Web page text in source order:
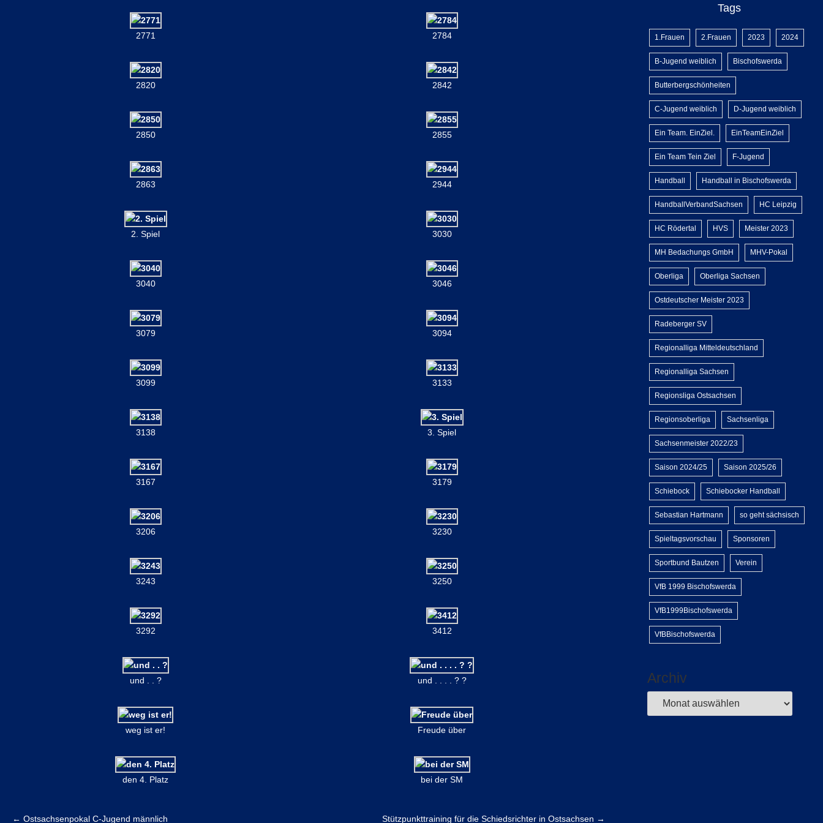
2771 2784
2820 2842
2850 2855
2863 2944
2. Spiel 3030
3040 3046
3079 3094
3099 3133
3138 3. Spiel
3167 3179
3206 3230
3243 3250
3292 3412
und . . ? und . . . . ? ?
weg ist er! Freude über
den 4. Platz bei der SM
← Ostsachsenpokal C-Jugend männlich Stützpunkttraining für die Schiedsrichter in Ostsachsen →
Tags
1.Frauen 2.Frauen 2023 2024
B-Jugend weiblich Bischofswerda
Butterbergschönheiten
C-Jugend weiblich D-Jugend weiblich
Ein Team. EinZiel. EinTeamEinZiel
Ein Team Tein Ziel F-Jugend
Handball Handball in Bischofswerda
HandballVerbandSachsen HC Leipzig
HC Rödertal HVS Meister 2023
MH Bedachungs GmbH MHV-Pokal
Oberliga Oberliga Sachsen
Ostdeutscher Meister 2023
Radeberger SV
Regionalliga Mitteldeutschland
Regionalliga Sachsen
Regionsliga Ostsachsen
Regionsoberliga Sachsenliga
Sachsenmeister 2022/23
Saison 2024/25 Saison 2025/26
Schiebock Schiebocker Handball
Sebastian Hartmann so geht sächsisch
Spieltagsvorschau Sponsoren
Sportbund Bautzen Verein
VfB 1999 Bischofswerda
VfB1999Bischofswerda
VfBBischofswerda
Archiv